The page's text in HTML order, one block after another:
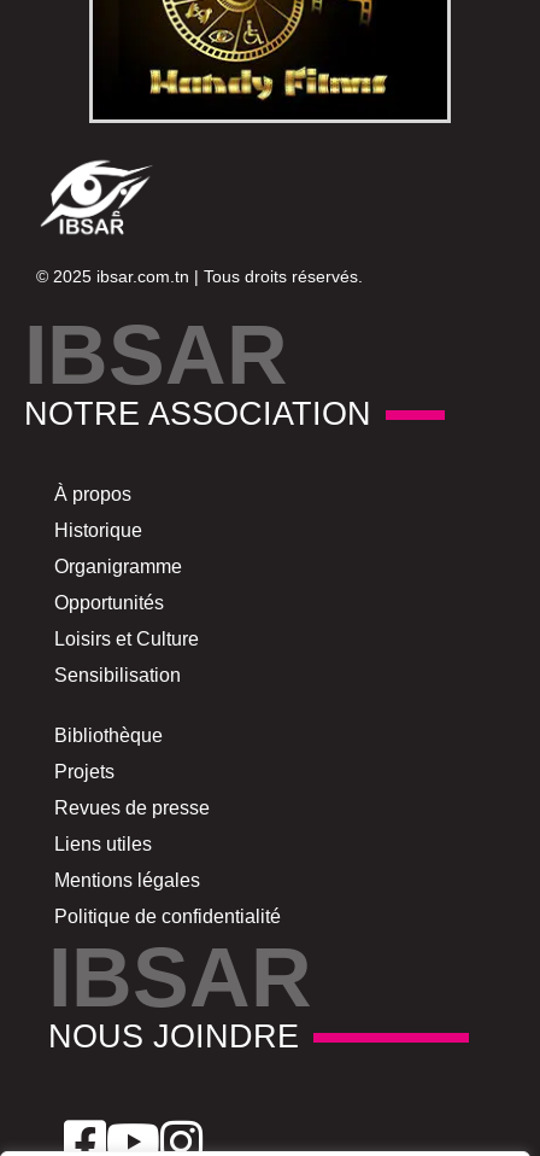
© 2025 ibsar.com.tn | Tous droits réservés.
IBSAR
NOTRE ASSOCIATION
À propos
Historique
Organigramme
Opportunités
Loisirs et Culture
Sensibilisation
Bibliothèque
Projets
Revues de presse
Liens utiles
Mentions légales
Politique de confidentialité
IBSAR
NOUS JOINDRE